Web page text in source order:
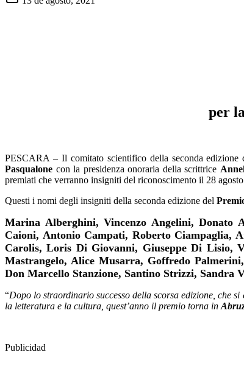
per
PESCARA – Il comitato scientifico della seconda
Pasqualone con la presidenza onoraria della scrittrice
premiati che verranno insigniti del riconoscimento il 28
Questi i nomi degli insigniti della seconda edizione del
Marina Alberghini, Vincenzo Angelini, Donato
Caioni, Antonio Campati, Roberto Ciampaglia,
Carolis, Loris Di Giovanni, Giuseppe Di Lisio,
Mastrangelo, Alice Musarra, Goffredo
Don Marcello Stanzione, Santino Strizzi, Sandra
“Dopo lo straordinario successo della scorsa edizione, che si
la letteratura e la cultura, quest’anno il premio torna in
Publicidad